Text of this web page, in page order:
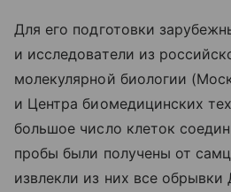
Для его подготовки
и исследователи из
молекулярной биологии
и Центра биомедицинских
большое число клеток
пробы были получены от
извлекли из них все